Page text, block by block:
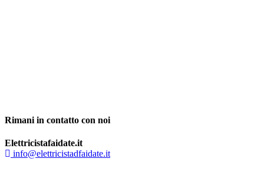
Rimani in contatto con noi
Elettricistafaidate.it
info@elettricistadfaidate.it